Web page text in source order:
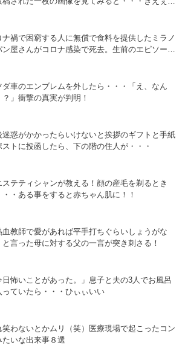
ナ禍で困窮する人に無償で食料を提供したミラノ
ン屋さんがコロナ感染で死去。生前のエピソード
ダ車のエンブレムを外したら・・・「え、なん
？」衝撃の真実が判明！
迷惑がかかったらいけないと挨拶のギフトと手紙
ストに投函したら、下の階の住人が・・・
ステティシャンが教える！顔の産毛を剃るとき
・・ある事をすると赤ちゃん肌に！！
血教師で愛があれば平手打ちぐらいしょうがな
と言った母に対する父の一言が突き刺さる！
日怖いことがあった。」息子と夫の3人でお風呂
っていたら・・・ひぃぃいい
笑わないとかムリ（笑）医療現場で起こったコン
たいな出来事８選